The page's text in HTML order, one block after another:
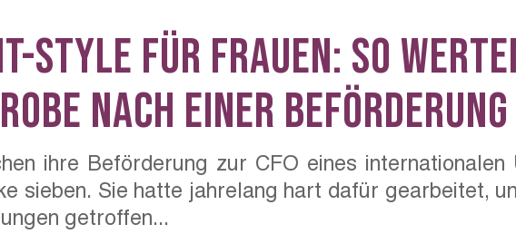
Style für Frauen: So
nach einer
ihre Beförderung zur CFO eines internationalen
sieben. Sie hatte jahrelang hart dafür gearbeitet,
getroffen...